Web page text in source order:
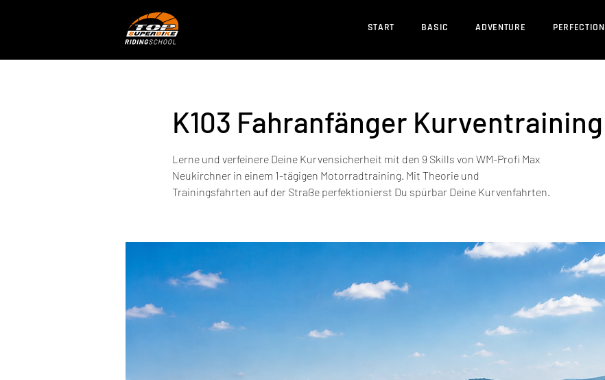
START BASIC ADVENTURE PERFECTION
K103 Fahranfänger Kurventraining
Lerne und verfeinere Deine Kurvensicherheit mit den 9 Skills von WM-Profi Max
Neukirchner in einem 1-tägigen Motorradtraining. Mit Theorie und
Trainingsfahrten auf der Straße perfektionierst Du spürbar Deine Kurvenfahrten.